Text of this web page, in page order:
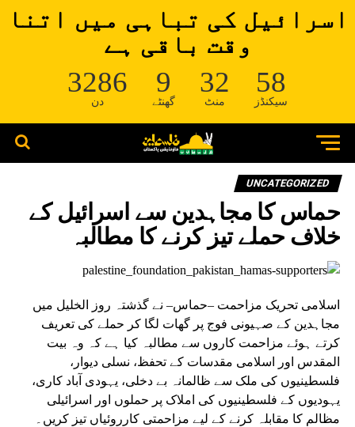
اسرائیل کی تباہی میں اتنا
وقت باقی ہے
3286
دن
9
گھنٹے
32
منٹ
57
سیکنڈز
UNCATEGORIZED
حماس کا مجاہدین سے اسرائیل کے
خلاف حملے تیز کرنے کا مطالبہ
اسلامی تحریک مزاحمت –حماس– نے گذشتہ روز الخلیل میں
مجاہدین کے صہیونی فوج پر گھات لگا کر حملے کی تعریف
کرتے ہوئے مزاحمت کاروں سے مطالبہ کیا ہے کہ وہ بیت
المقدس اور اسلامی مقدسات کے تحفظ، نسلی دیوار،
فلسطینیوں کی ملک سے ظالمانہ بے دخلی، یہودی آباد کاری،
یہودیوں کے فلسطینیوں کی املاک پر حملوں اور اسرائیلی
مظالم کا مقابلہ کرنے کے لیے مزاحمتی کارروئیاں تیز کریں۔